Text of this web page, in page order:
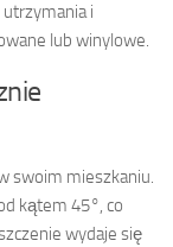
utrzymania i
lub winylowe.
swoim mieszkaniu.
kątem 45°, co
wydaje się